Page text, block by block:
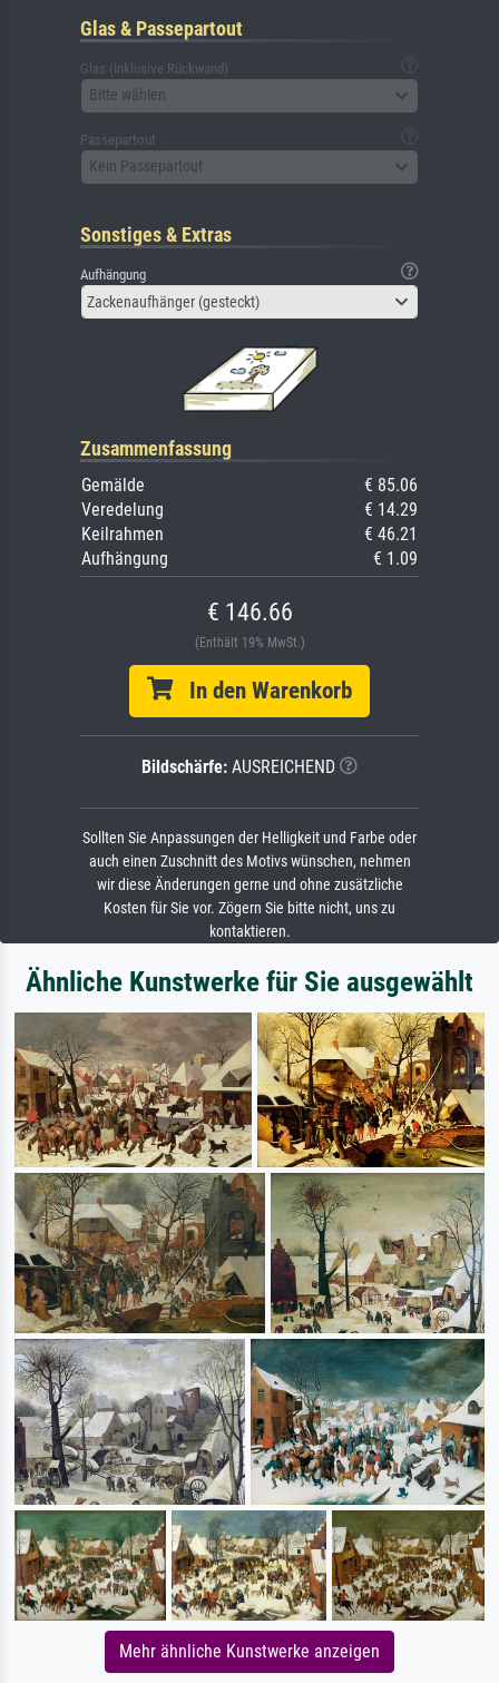
Glas & Passepartout
Glas (inklusive Rückwand)
Bitte wählen
Passepartout
Kein Passepartout
Sonstiges & Extras
Aufhängung
Zackenaufhänger (gesteckt)
Zusammenfassung
Gemälde
€ 85.06
Veredelung
€ 14.29
Keilrahmen
€ 46.21
Aufhängung
€ 1.09
€ 146.66
(Enthält 19% MwSt.)
In den Warenkorb
Bildschärfe: AUSREICHEND
Sollten Sie Anpassungen der Helligkeit und Farbe oder
auch einen Zuschnitt des Motivs wünschen, nehmen
wir diese Änderungen gerne und ohne zusätzliche
Kosten für Sie vor. Zögern Sie bitte nicht, uns zu
kontaktieren.
Ähnliche Kunstwerke für Sie ausgewählt
Mehr ähnliche Kunstwerke anzeigen